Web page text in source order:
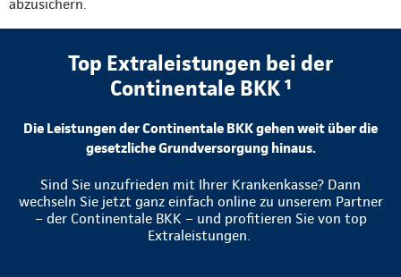
abzusichern.
Top Extraleistungen bei der
Continentale BKK ¹
Die Leistungen der Continentale BKK gehen weit über die
gesetzliche Grundversorgung hinaus.
Sind Sie unzufrieden mit Ihrer Krankenkasse? Dann
wechseln Sie jetzt ganz einfach online zu unserem Partner
– der Continentale BKK – und profitieren Sie von top
Extraleistungen.